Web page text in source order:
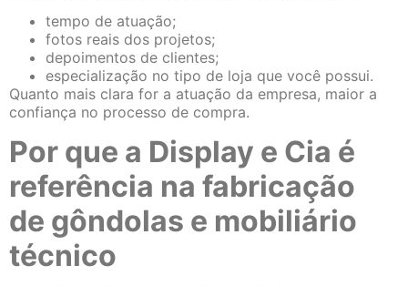
tempo de atuação;
fotos reais dos projetos;
depoimentos de clientes;
especialização no tipo de loja que você possui.
Quanto mais clara for a atuação da empresa, maior a
confiança no processo de compra.
Por que a Display e Cia é
referência na fabricação
de gôndolas e mobiliário
técnico